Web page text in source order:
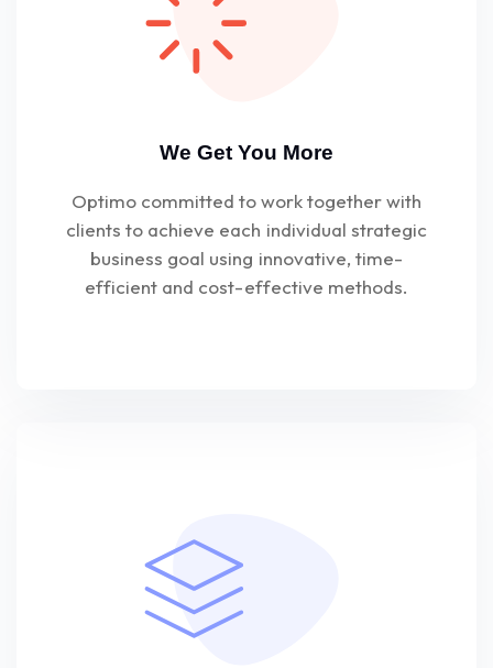
We Get You More
Optimo committed to work together with
clients to achieve each individual strategic
business goal using innovative, time-
efficient and cost-effective methods.